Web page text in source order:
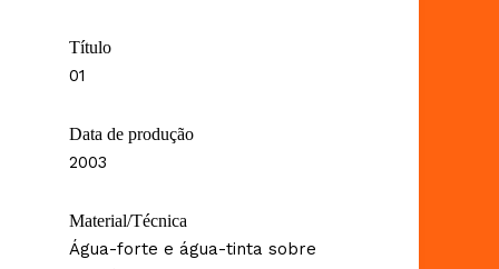
Título
01
Data de produção
2003
Material/Técnica
Água-forte e água-tinta sobre